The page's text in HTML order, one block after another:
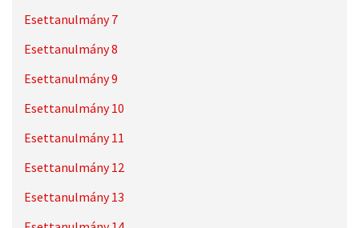
Esettanulmány 7
Esettanulmány 8
Esettanulmány 9
Esettanulmány 10
Esettanulmány 11
Esettanulmány 12
Esettanulmány 13